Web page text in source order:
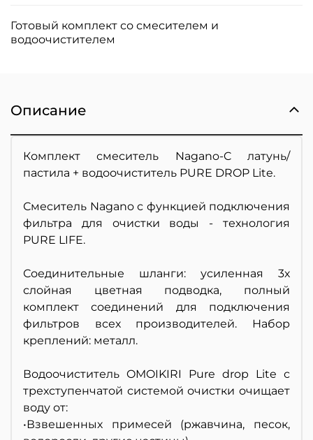
Готовый комплект со смесителем и
водоочистителем
Описание
Комплект смеситель Nagano-C латунь/
пастила + водоочиститель PURE DROP Lite.
Смеситель Nagano с функцией подключения
фильтра для очистки воды - технология
PURE LIFE.
Соединительные шланги: усиленная 3х
слойная цветная подводка, полный
комплект соединений для подключения
фильтров всех производителей. Набор
креплений: металл.
Водоочиститель OMOIKIRI Pure drop Lite с
трехступенчатой системой очистки очищает
воду от:
•Взвешенных примесей (ржавчина, песок,